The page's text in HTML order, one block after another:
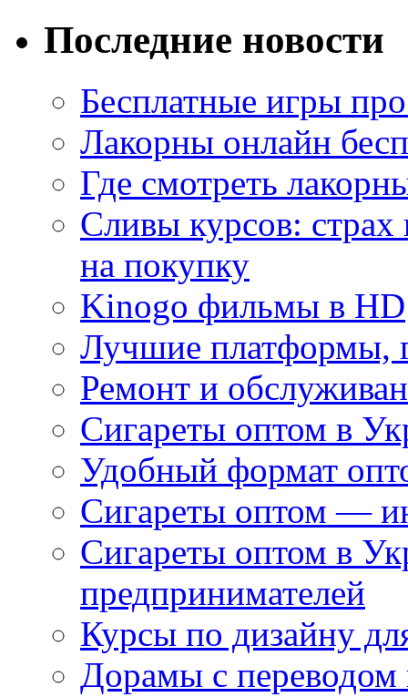
Последние новости
Бесплатные игры
Лакорны онлайн
Где смотреть
Сливы курсов:
на покупку
Kinogo фильмы в HD
Лучшие платформы,
Ремонт и
Сигареты оптом в
Удобный формат
Сигареты оптом —
Сигареты оптом в
предпринимателей
Курсы по дизайну
Дорамы с переводом